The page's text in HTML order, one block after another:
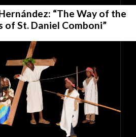
“The Way of the
St. Daniel Comboni”